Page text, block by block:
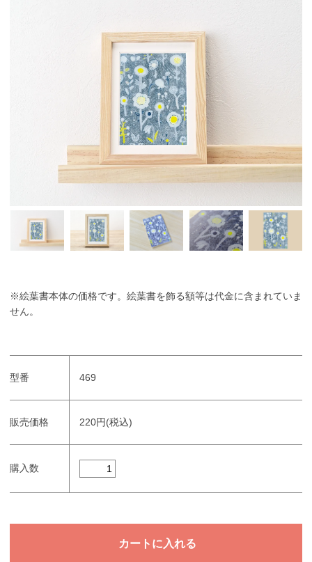
※絵葉書本体の価格です。絵葉書を飾る額等は代金に含まれていま
せん。
型番 469
販売価格 220円(税込)
購入数